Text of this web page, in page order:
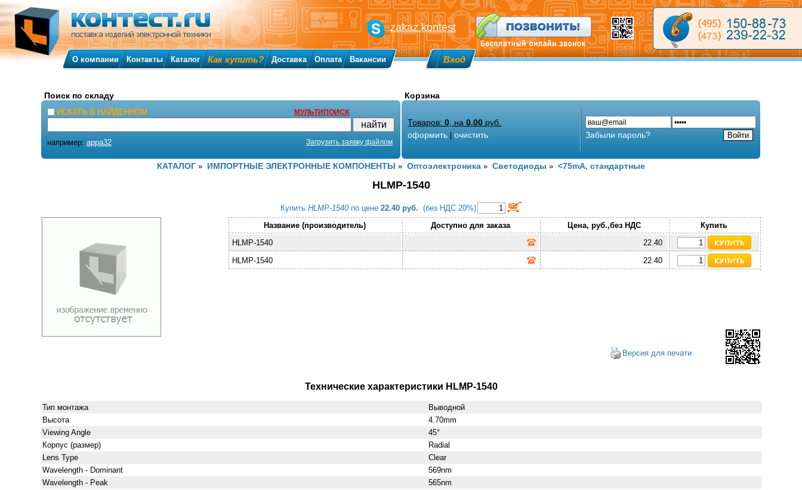
HLMP-1540
Купить HLMP-1540 по цене 22.40 руб. (без НДС 20%)
Название (производитель)
Доступно для заказа Цена, руб.,без НДС
Купить
HLMP-1540
22.40
HLMP-1540
22.40
Версия для печати
Технические характеристики HLMP-1540
Тип монтажа
Выводной
Высота
4.70mm
Viewing Angle
45°
Корпус (размер)
Radial
Lens Type
Clear
Wavelength - Dominant
569nm
Wavelength - Peak
565nm
КАТАЛОГ» ИМПОРТНЫЕ ЭЛЕКТРОННЫЕ КОМПОНЕНТЫ » Оптоэлектроника» Светодиоды » <75mA, стандартные
zakaz.kontest
О компании Контакты Каталог Как купить? Доставка Оплата Вакансии Вход
Поиск по складу
ИСКАТЬ В НАЙДЕННОМ МУЛЬТИПОИСК
например:appa32 Загрузить заявку файлом
Корзина
Товаров:0 , на0.00 руб.
оформить |очистить Забыли пароль?